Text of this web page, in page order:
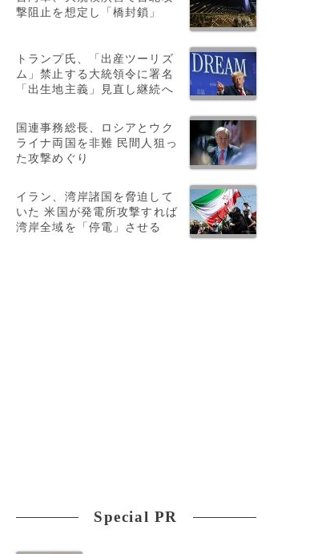
撃阻止を想定し「橋封鎖」
トランプ氏、「出産ツーリズ
ム」禁止する大統領令に署名
「出生地主義」見直し継続へ
国連事務総長、ロシアとウク
ライナ両国を非難 民間人狙っ
た攻撃めぐり
イラン、湾岸諸国を脅迫して
いた 米国が発電所攻撃すれば
湾岸全域を「停電」させる
Special PR